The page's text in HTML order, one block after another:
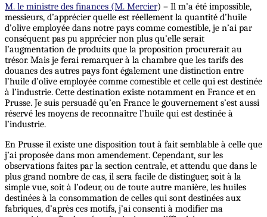
M. le ministre des finances (M. Mercier) – Il m’a été impossible,
messieurs, d’apprécier quelle est réellement la quantité d’huile
d’olive employée dans notre pays comme comestible, je n’ai par
conséquent pas pu apprécier non plus qu’elle serait
l’augmentation de produits que la proposition procurerait au
trésor. Mais je ferai remarquer à la chambre que les tarifs des
douanes des autres pays font également une distinction entre
l’huile d’olive employée comme comestible et celle qui est destinée
à l’industrie. Cette destination existe notamment en France et en
Prusse. Je suis persuadé qu’en France le gouvernement s’est aussi
réservé les moyens de reconnaître l’huile qui est destinée à
l’industrie.
En Prusse il existe une disposition tout à fait semblable à celle que
j’ai proposée dans mon amendement. Cependant, sur les
observations faites par la section centrale, et attendu que dans le
plus grand nombre de cas, il sera facile de distinguer, soit à la
simple vue, soit à l’odeur, ou de toute autre manière, les huiles
destinées à la consommation de celles qui sont destinées aux
fabriques, d’après ces motifs, j’ai consenti à modifier ma